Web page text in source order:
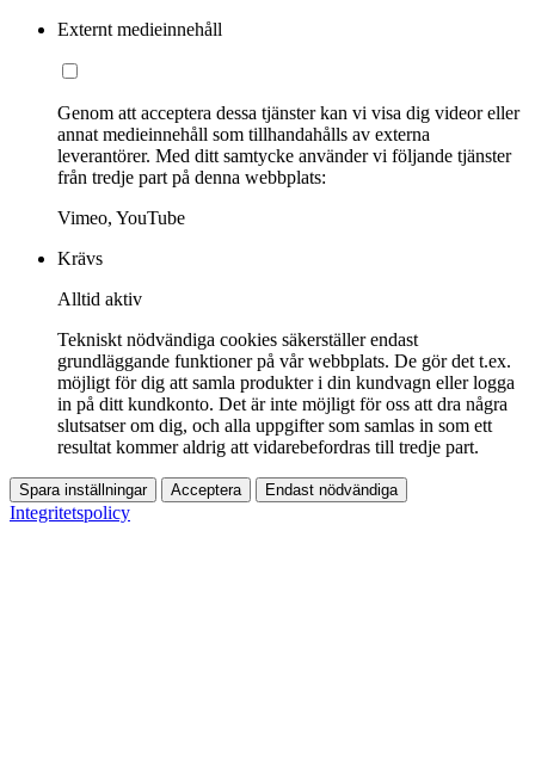
Externt medieinnehåll
Genom att acceptera dessa tjänster kan vi visa dig videor eller
annat medieinnehåll som tillhandahålls av externa
leverantörer. Med ditt samtycke använder vi följande tjänster
från tredje part på denna webbplats:
Vimeo, YouTube
Krävs
Alltid aktiv
Tekniskt nödvändiga cookies säkerställer endast
grundläggande funktioner på vår webbplats. De gör det t.ex.
möjligt för dig att samla produkter i din kundvagn eller logga
in på ditt kundkonto. Det är inte möjligt för oss att dra några
slutsatser om dig, och alla uppgifter som samlas in som ett
resultat kommer aldrig att vidarebefordras till tredje part.
Spara inställningar Acceptera Endast nödvändiga
Integritetspolicy